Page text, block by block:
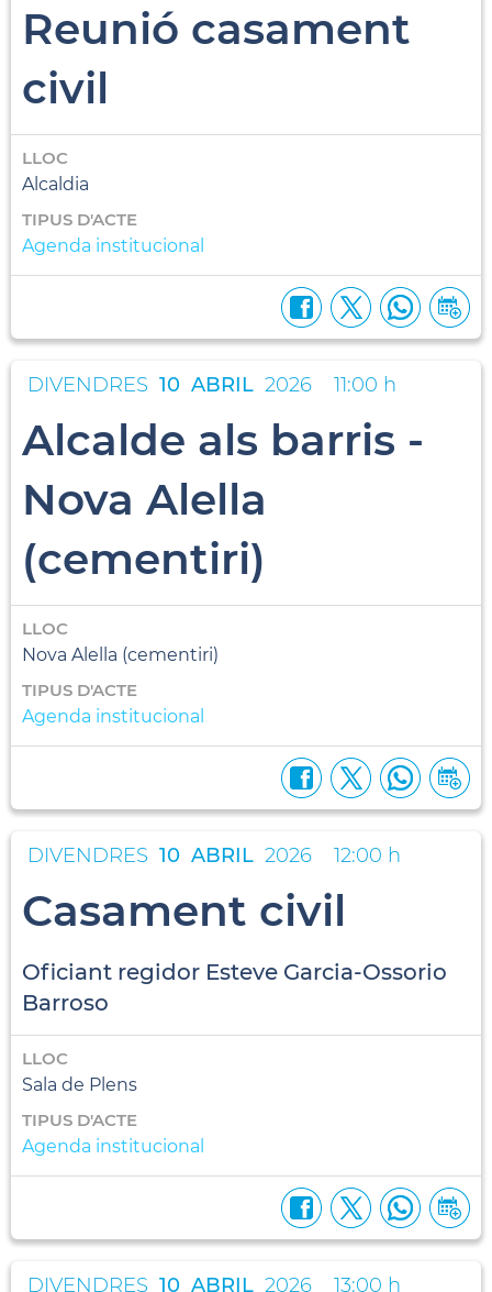
Reunió casament
civil
LLOC
Alcaldia
TIPUS D'ACTE
Agenda institucional
DIVENDRES 10 ABRIL 2026 11:00 h
Alcalde als barris -
Nova Alella
(cementiri)
LLOC
Nova Alella (cementiri)
TIPUS D'ACTE
Agenda institucional
DIVENDRES 10 ABRIL 2026 12:00 h
Casament civil
Oficiant regidor Esteve Garcia-Ossorio
Barroso
LLOC
Sala de Plens
TIPUS D'ACTE
Agenda institucional
DIVENDRES 10 ABRIL 2026 13:00 h